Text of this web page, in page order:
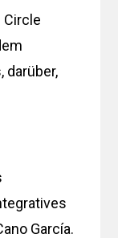
Circle
darüber,
García.